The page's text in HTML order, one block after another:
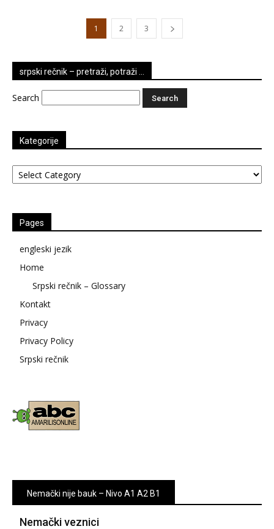
1 2 3
srpski rečnik – pretraži, potraži …
Search
Kategorije
Kategorije
Pages
engleski jezik
Home
Srpski rečnik – Glossary
Kontakt
Privacy
Privacy Policy
Srpski rečnik
Nemački nije bauk – Nivo A1 A2 B1
Nemački veznici